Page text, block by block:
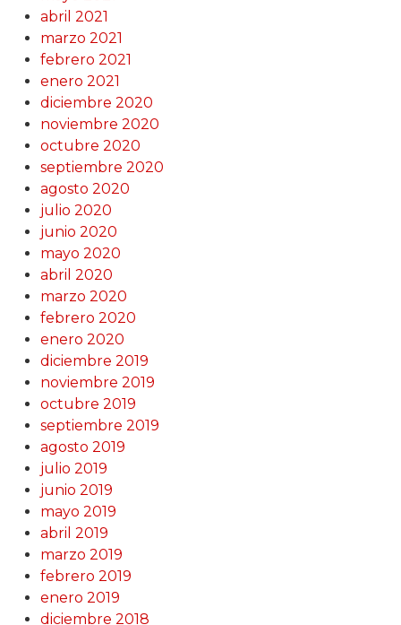
abril 2021
marzo 2021
febrero 2021
enero 2021
diciembre 2020
noviembre 2020
octubre 2020
septiembre 2020
agosto 2020
julio 2020
junio 2020
mayo 2020
abril 2020
marzo 2020
febrero 2020
enero 2020
diciembre 2019
noviembre 2019
octubre 2019
septiembre 2019
agosto 2019
julio 2019
junio 2019
mayo 2019
abril 2019
marzo 2019
febrero 2019
enero 2019
diciembre 2018